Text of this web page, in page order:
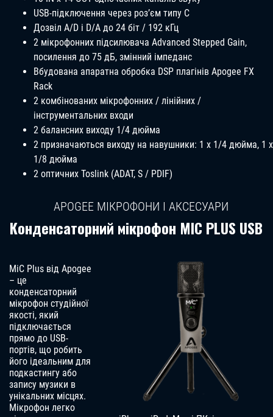
USB-підключення через роз’єм типу C
Дозвіл A/D і D/A до 24 біт / 192 кГц
2 мікрофонних підсилювача Advanced Stepped Gain,
посилення до 75 дБ, змінний імпеданс
Вбудована апаратна обробка DSP плагінів Apogee FX
Rack
2 комбінованих мікрофонних / лінійних /
інструментальних входи
2 балансних виходу 1/4 дюйма
2 призначаються виходу на навушники: 1 x 1/4 дюйма, 1 x
1/8 дюйма
2 оптичних Toslink (ADAT, S / PDIF)
APOGEE МІКРОФОНИ І АКСЕСУАРИ
Конденсаторний мікрофон MIC PLUS USB
MiC Plus від Apogee
– це
конденсаторний
мікрофон студійної
якості, який
підключається
прямо до USB-
портів, що робить
його ідеальним для
подкастингу або
запису музики в
унікальних місцях.
Мікрофон легко